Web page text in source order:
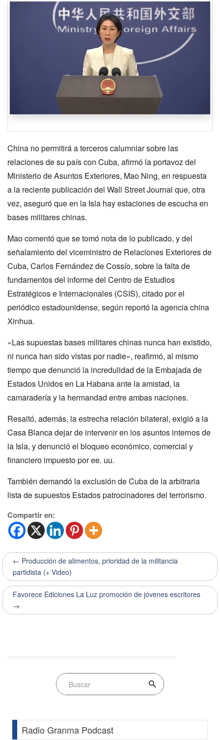
China no permitirá a terceros calumniar sobre las
relaciones de su país con Cuba, afirmó la portavoz del
Ministerio de Asuntos Exteriores, Mao Ning, en respuesta
a la reciente publicación del Wall Street Journal que, otra
vez, aseguró que en la Isla hay estaciones de escucha en
bases militares chinas.
Mao comentó que se tomó nota de lo publicado, y del
señalamiento del viceministro de Relaciones Exteriores de
Cuba, Carlos Fernández de Cossío, sobre la falta de
fundamentos del informe del Centro de Estudios
Estratégicos e Internacionales (CSIS), citado por el
periódico estadounidense, según reportó la agencia china
Xinhua.
«Las supuestas bases militares chinas nunca han existido,
ni nunca han sido vistas por nadie», rea­firmó, al mismo
tiempo que denunció la incredulidad de la Embajada de
Estados Unidos en La Habana ante la amistad, la
camaradería y la hermandad entre ambas naciones.
Resaltó, además, la estrecha relación bilateral, exigió a la
Casa Blanca dejar de intervenir en los asuntos internos de
la Isla, y denunció el bloqueo económico, comercial y
financiero impuesto por ee. uu.
También demandó la exclusión de Cuba de la arbitraria
lista de supuestos Estados patrocinadores del terrorismo.
Compartir en:
← Producción de alimentos, prioridad de la militancia
partidista (+ Video)
Favorece Ediciones La Luz promoción de jóvenes escritores
→
Radio Granma Podcast